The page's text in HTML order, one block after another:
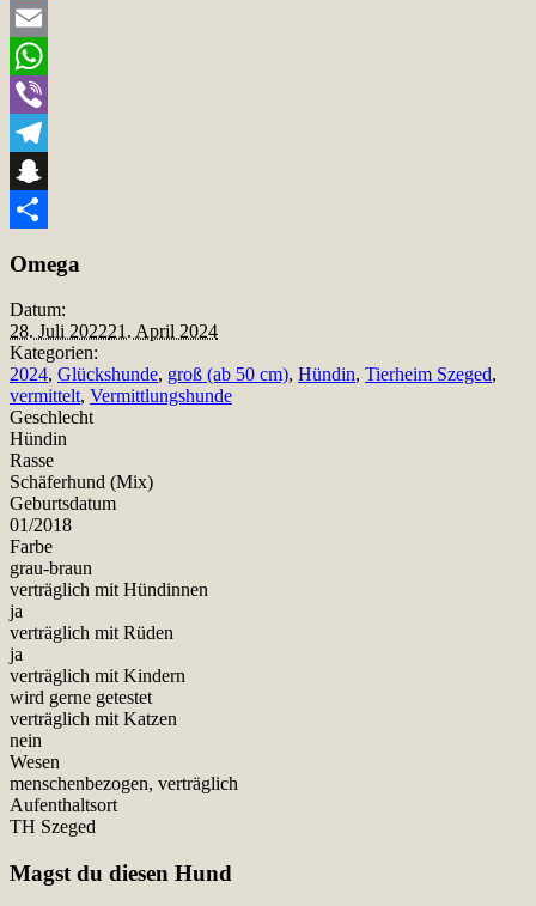
Twitter
Email
WhatsApp
Viber
Telegram
Snapchat
Omega
Datum:
28. Juli 202221. April 2024
Kategorien:
2024, Glückshunde, groß (ab 50 cm), Hündin, Tierheim Szeged,
vermittelt, Vermittlungshunde
Geschlecht
Hündin
Rasse
Schäferhund (Mix)
Geburtsdatum
01/2018
Farbe
grau-braun
verträglich mit Hündinnen
ja
verträglich mit Rüden
ja
verträglich mit Kindern
wird gerne getestet
verträglich mit Katzen
nein
Wesen
menschenbezogen, verträglich
Aufenthaltsort
TH Szeged
Magst du diesen Hund